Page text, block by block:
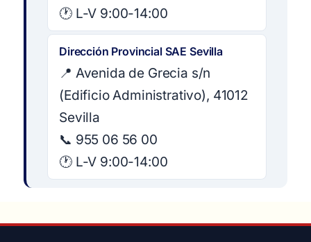
🕐 L-V 9:00-14:00
Dirección Provincial SAE Sevilla
📍 Avenida de Grecia s/n
(Edificio Administrativo), 41012
Sevilla
📞 955 06 56 00
🕐 L-V 9:00-14:00